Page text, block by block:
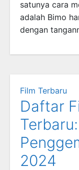
satunya cara
adalah Bimo
dengan
Film Terbaru
Daftar
2024